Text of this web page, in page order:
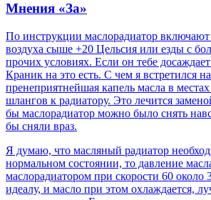
Мнения «За»
По инструкции маслорадиатор включают
воздуха сыше +20 Цельсия или езды с
прочих условиях. Если он тебе
Краник на это есть. С чем я встретился
пренеприятнейшая капель масла в
шлангов к радиатору. Это лечится
бы маслорадиатор можно было снять
бы сняли враз.
Я думаю, что масляный радиатор
нормальном состоянии, то давление
маслорадиатором при скорости 60
идеалу, и масло при этом охлаждается,